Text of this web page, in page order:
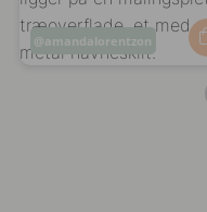
Opslag
amandalorentzon